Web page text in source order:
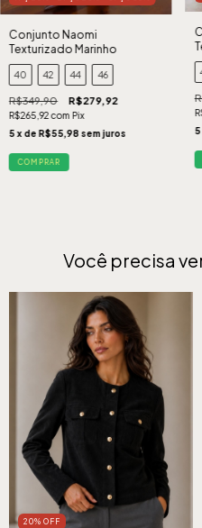
Conjunto Naomi
Texturizado Marinho
40 42 44 46
R$349,90 R$279,92
R$265,92com Pix
5 x de R$55,98 sem juros
COMPRAR
5
Você precisa
20% OFF